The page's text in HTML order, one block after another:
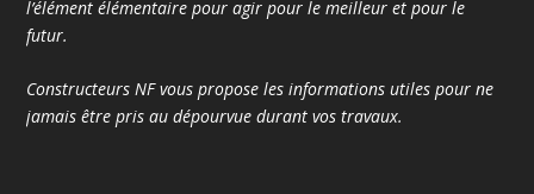
l’élément élémentaire pour agir pour le meilleur et pour le
futur.
Constructeurs NF vous propose les informations utiles pour ne
jamais être pris au dépourvue durant vos travaux.